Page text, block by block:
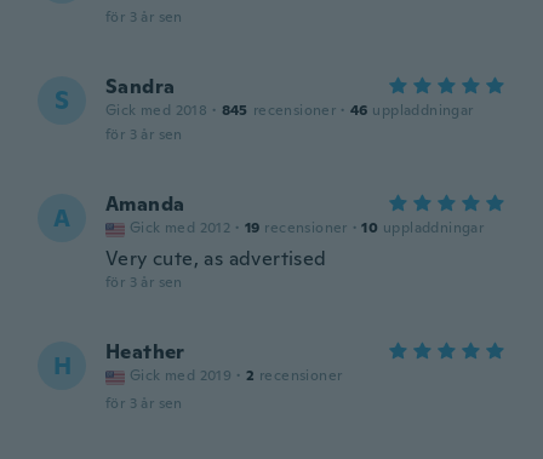
för 3 år sen
S Sandra
Gick med 2018 · 845 recensioner · 46 uppladdningar
för 3 år sen
A Amanda
Gick med 2012 · 19 recensioner · 10 uppladdningar
Very cute, as advertised
för 3 år sen
H Heather
Gick med 2019 · 2 recensioner
för 3 år sen